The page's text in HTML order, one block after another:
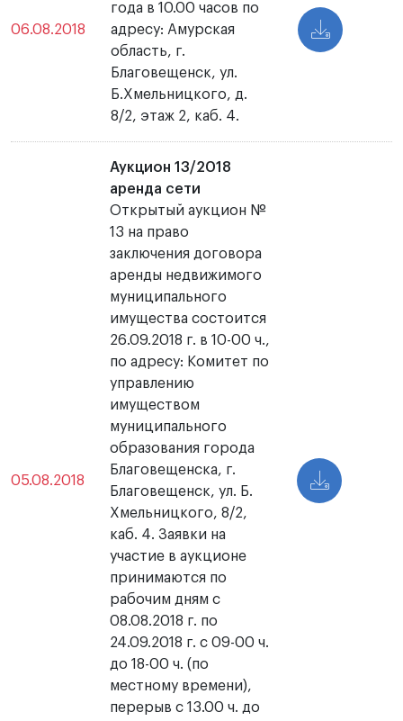
06.08.2018
года в 10.00 часов по
адресу: Амурская
область, г.
Благовещенск, ул.
Б.Хмельницкого, д.
8/2, этаж 2, каб. 4.
05.08.2018
Аукцион 13/2018
аренда сети
Открытый аукцион №
13 на право
заключения договора
аренды недвижимого
муниципального
имущества состоится
26.09.2018 г. в 10-00 ч.,
по адресу: Комитет по
управлению
имуществом
муниципального
образования города
Благовещенска, г.
Благовещенск, ул. Б.
Хмельницкого, 8/2,
каб. 4. Заявки на
участие в аукционе
принимаются по
рабочим дням с
08.08.2018 г. по
24.09.2018 г. с 09-00 ч.
до 18-00 ч. (по
местному времени),
перерыв с 13.00 ч. до